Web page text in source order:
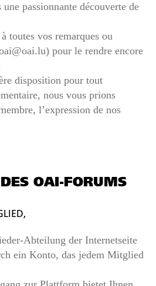
passionnante découverte de
toutes vos remarques ou
pour le rendre encore
disposition pour tout
nous vous prions
l’expression de nos
OAI-FORUMS
Abteilung der Internetseite
ein Konto, das jedem Mitglied